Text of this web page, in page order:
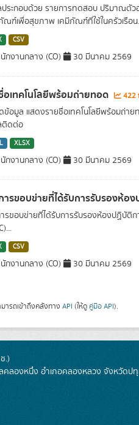
ระกอบด้วย รายการทดสอบ ปริมาณตัว
ฑ์เพื่อสุขภาพ เคมีภัณฑ์ที่ใช้ในครัวเรือน
CSV
กงานกลาง (CO) 30 มีนาคม 2569
อเทคโนโลยีพร้อมถ่ายทอด 422
ข้อมูล แสดงรายชื่อเทคโนโลยีพร้อมถ่า
ติดต่อ
XLSX
กงานกลาง (CO) 30 มีนาคม 2569
ารขอบข่ายที่ได้รับการรับรองห้อ
รขอบข่ายที่ได้รับการรับรองห้องปฏิบัติ
CSV
กงานกลาง (CO) 30 มีนาคม 2569
ารถเข้าถึงคลังทาง API (ให้ดู คู่มือ API).
.)
คลองหนึ่ง อำเภอคลองหลวง จังหวัดป